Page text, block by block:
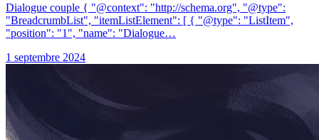
Dialogue couple { "@context": "http://schema.org", "@type":
"BreadcrumbList", "itemListElement": [ { "@type": "ListItem",
"position": "1", "name": "Dialogue…
1 septembre 2024